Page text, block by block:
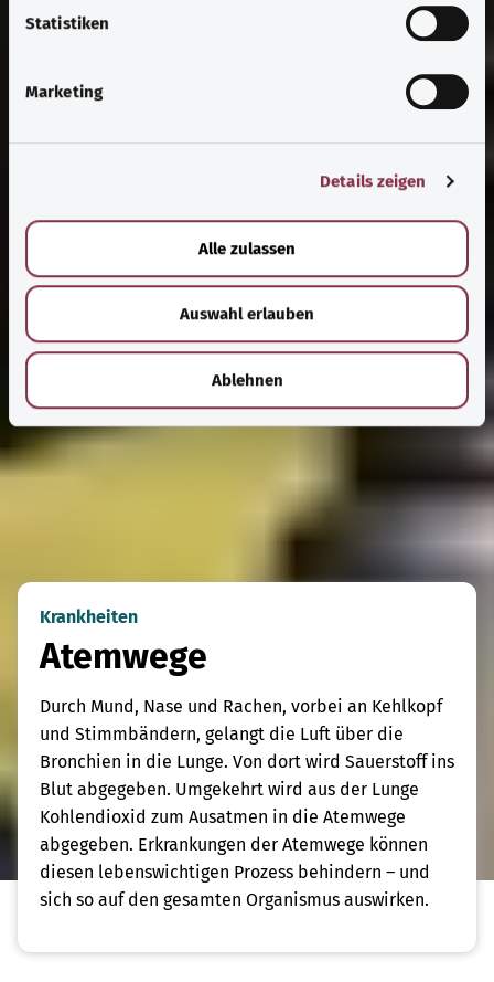
Statistiken
Marketing
Details zeigen
Alle zulassen
Auswahl erlauben
Ablehnen
Krankheiten
Atemwege
Durch Mund, Nase und Rachen, vorbei an Kehlkopf
und Stimmbändern, gelangt die Luft über die
Bronchien in die Lunge. Von dort wird Sauerstoff ins
Blut abgegeben. Umgekehrt wird aus der Lunge
Kohlendioxid zum Ausatmen in die Atemwege
abgegeben. Erkrankungen der Atemwege können
diesen lebenswichtigen Prozess behindern – und
sich so auf den gesamten Organismus auswirken.